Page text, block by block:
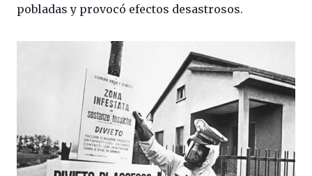
pobladas y provocó efectos desastrosos.